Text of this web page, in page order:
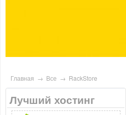
Главная → Все → RackStore
Лучший хостинг